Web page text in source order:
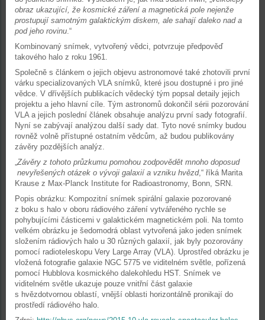
obraz ukazující, že kosmické záření a magnetická pole nejenže
prostupují samotným galaktickým diskem, ale sahají daleko nad a
pod jeho rovinu.“
Kombinovaný snímek, vytvořený vědci, potvrzuje předpověď
takového halo z roku 1961.
Společně s článkem o jejich objevu astronomové také zhotovili první
várku specializovaných VLA snímků, které jsou dostupné i pro jiné
vědce. V dřívějších publikacích vědecký tým popsal detaily jejich
projektu a jeho hlavní cíle. Tým astronomů dokončil sérii pozorování
VLA a jejich poslední článek obsahuje analýzu první sady fotografií.
Nyní se zabývají analýzou další sady dat. Tyto nové snímky budou
rovněž volně přístupné ostatním vědcům, až budou publikovány
závěry pozdějších analýz.
„Závěry z tohoto průzkumu pomohou zodpovědět mnoho doposud
nevyřešených otázek o vývoji galaxií a vzniku hvězd,“ říká Marita
Krause z Max-Planck Institute for Radioastronomy, Bonn, SRN.
Popis obrázku: Kompozitní snímek spirální galaxie pozorované
z boku s halo v oboru rádiového záření vytvářeného rychle se
pohybujícími částicemi v galaktickém magnetickém poli. Na tomto
velkém obrázku je šedomodrá oblast vytvořená jako jeden snímek
složením rádiových halo u 30 různých galaxií, jak byly pozorovány
pomocí radioteleskopu Very Large Array (VLA). Uprostřed obrázku je
vložená fotografie galaxie NGC 5775 ve viditelném světle, pořízená
pomocí Hubblova kosmického dalekohledu HST. Snímek ve
viditelném světle ukazuje pouze vnitřní část galaxie
s hvězdotvornou oblastí, vnější oblasti horizontálně pronikají do
prostředí rádiového halo.